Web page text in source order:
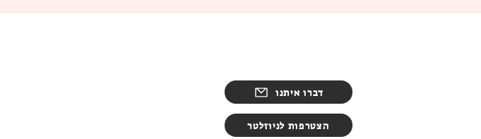
דברו איתנו
הצטרפות לניוזלטר